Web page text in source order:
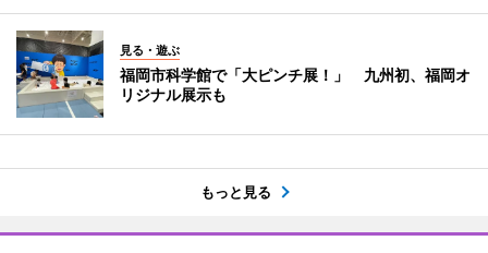
見る・遊ぶ
福岡市科学館で「大ピンチ展！」 九州初、福岡オ
リジナル展示も
もっと見る